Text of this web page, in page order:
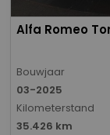
Alfa Romeo
Bouwjaar
03-2025
Kilometerstand
35.426 km